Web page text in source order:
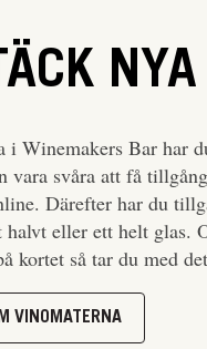
i Winemakers Bar har
vara svåra att få
Därefter har du
halvt eller ett helt glas.
kortet så tar du med
VINOMATERNA